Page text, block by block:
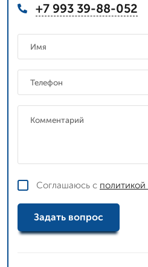
+7 993 39-88-052
Соглашаюсь с
Задать вопрос